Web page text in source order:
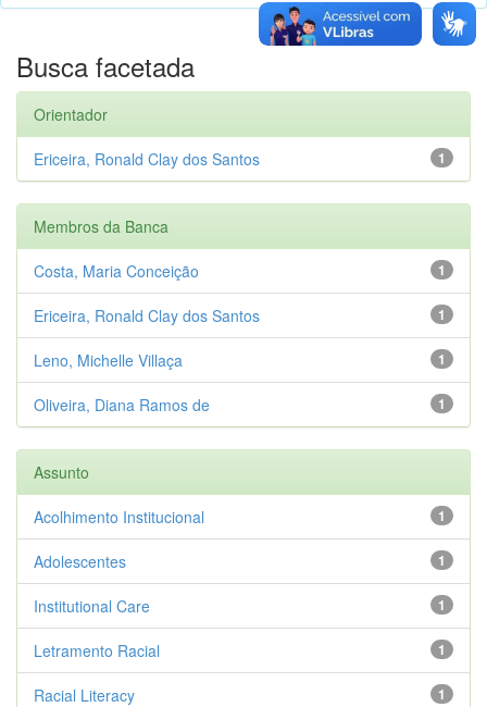
Busca facetada
Orientador
1
Ericeira, Ronald Clay dos Santos
Membros da Banca
1
Costa, Maria Conceição
1
Ericeira, Ronald Clay dos Santos
1
Leno, Michelle Villaça
1
Oliveira, Diana Ramos de
Assunto
1
Acolhimento Institucional
1
Adolescentes
1
Institutional Care
1
Letramento Racial
1
Racial Literacy